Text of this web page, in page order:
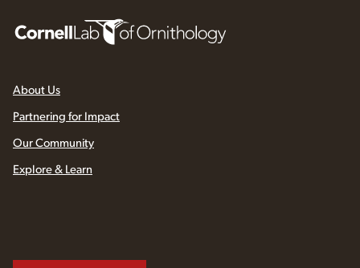
About Us
Partnering for Impact
Our Community
Explore & Learn